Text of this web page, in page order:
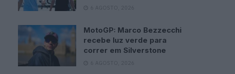
6 AGOSTO, 2026
MotoGP: Marco Bezzecchi
recebe luz verde para
correr em Silverstone
6 AGOSTO, 2026